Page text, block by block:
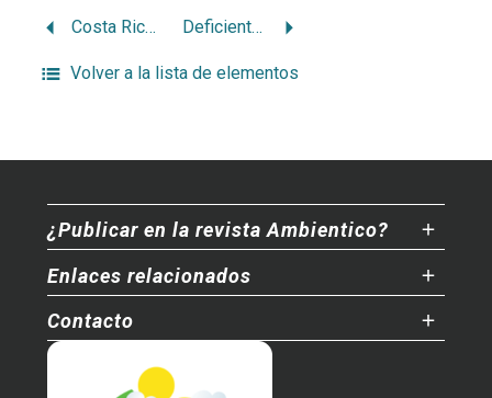
Costa Rica sin visión integral del recurso hídrico Deficiente gestión ambiental perpetúa problemas
Volver a la lista de elementos
¿Publicar en la revista Ambientico?
Enlaces relacionados
Contacto